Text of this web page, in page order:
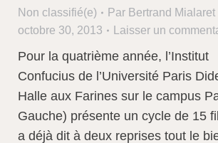
Non classifié(e) Par Bertrand Mialaret
octobre 30, 2013
Laisser un
Pour la quatrième année, l’Institut
Confucius de l’Université Paris
Halle aux Farines sur le campus
Gauche) présente un cycle de 15
a déjà dit à deux reprises tout le